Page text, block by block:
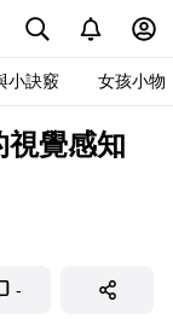
小訣竅 女孩小物
視覺感知
-